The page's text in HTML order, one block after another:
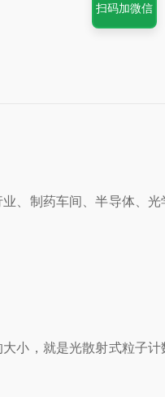
、制药车间、半导体、光
小，就是光散射式粒子计
扫码加微信